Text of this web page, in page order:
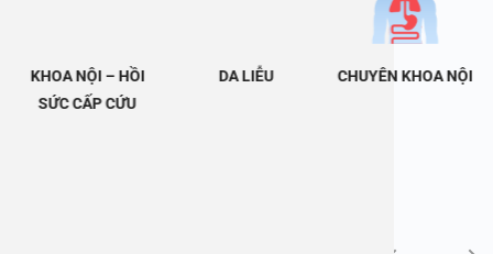
KHOA NỘI – HỒI
SỨC CẤP CỨU
DA LIỄU CHUYÊN KHOA NỘI